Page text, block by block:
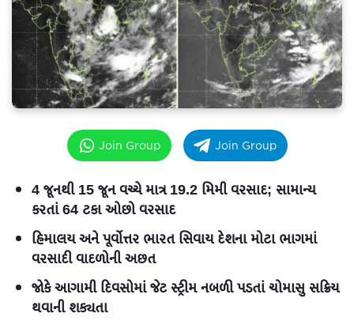
Join Group Join Group
4 જૂનથી 15 જૂન વચ્ચે માત્ર 19.2 મિમી વરસાદ; સામાન્ય
કરતાં 64 ટકા ઓછો વરસાદ
હિમાલય અને પૂર્વોત્તર ભારત સિવાય દેશના મોટા ભાગમાં
વરસાદી વાદળોની અછત
જોકે આગામી દિવસોમાં જેટ સ્ટ્રીમ નબળી પડતાં ચોમાસુ સક્રિય
થવાની શક્યતા